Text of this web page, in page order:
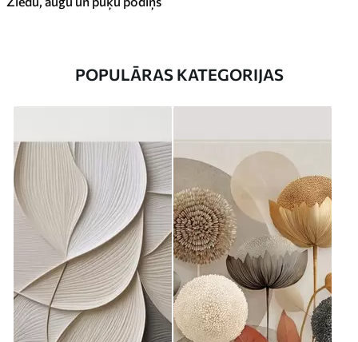
POPULĀRAS KATEGORIJAS